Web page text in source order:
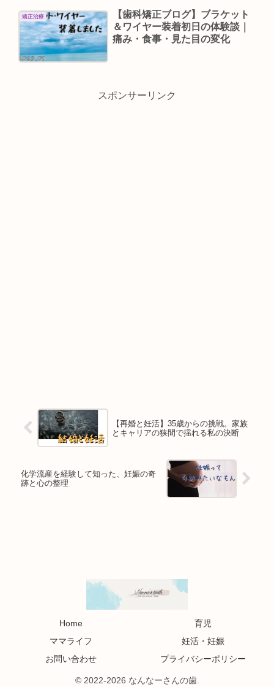
矯正治療
【歯科矯正ブログ】ブラケット
＆ワイヤー装着初日の体験談｜
痛み・食事・見た目の変化
スポンサーリンク
【再婚と妊活】35歳からの挑戦。家族
とキャリアの狭間で揺れる私の決断
化学流産を経験して知った、妊娠の奇
跡と心の整理
Home
育児
ママライフ
妊活・妊娠
お問い合わせ
プライバシーポリシー
© 2022-2026 なんなーさんの歯.